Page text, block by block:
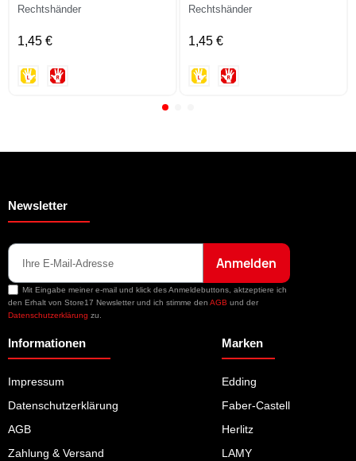
Rechtshänder
1,45 €
Rechtshänder
1,45 €
Newsletter
Anmelden
Mit Eingabe meiner e-mail und klick des Anmeldebuttons, aktzeptiere ich
den Erhalt von Store17 Newsletter und ich stimme den AGB und der
Datenschutzerklärung zu.
Informationen
Impressum
Datenschutzerklärung
AGB
Zahlung & Versand
Marken
Edding
Faber-Castell
Herlitz
LAMY